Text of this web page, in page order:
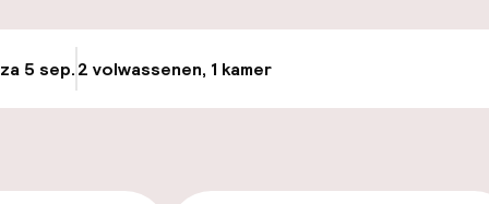
5 sep.2 volwassenen, 1 kamer